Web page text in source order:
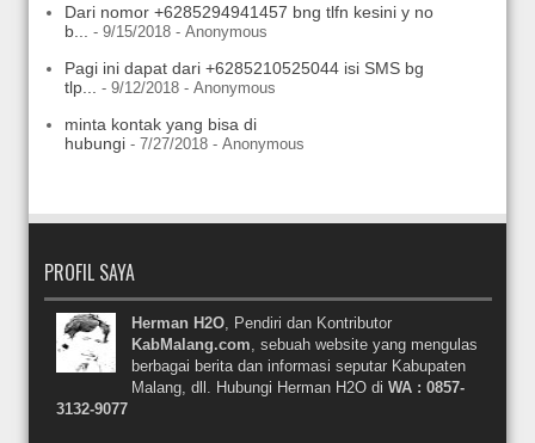
Dari nomor +6285294941457 bng tlfn kesini y no
b...
- 9/15/2018 - Anonymous
Pagi ini dapat dari +6285210525044 isi SMS bg
tlp...
- 9/12/2018 - Anonymous
minta kontak yang bisa di
hubungi - 7/27/2018 - Anonymous
PROFIL SAYA
Herman H2O, Pendiri dan Kontributor
KabMalang.com, sebuah website yang mengulas
berbagai berita dan informasi seputar Kabupaten
Malang, dll. Hubungi Herman H2O di WA : 0857-
3132-9077